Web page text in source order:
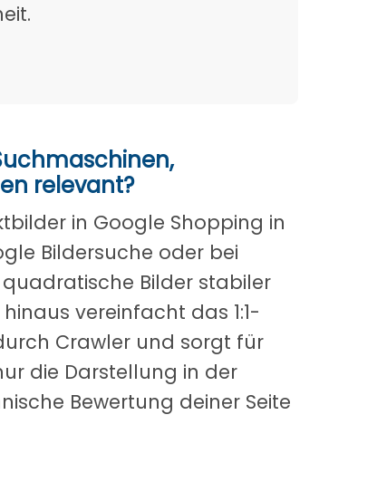
relevant?
in Google Shopping in
Bildersuche oder bei
Bilder stabiler
vereinfacht das 1:1-
Crawler und sorgt für
die Darstellung in der
Bewertung deiner Seite